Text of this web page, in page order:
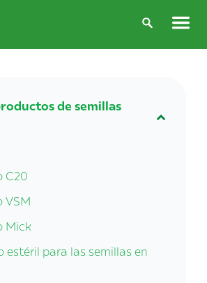
de semillas
C20
VSM
Mick
estéril para las semillas en